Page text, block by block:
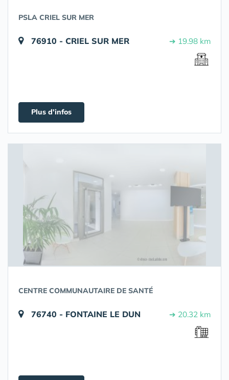
PSLA CRIEL SUR MER
76910 - CRIEL SUR MER ➔ 19.98 km
Plus d'infos
CENTRE COMMUNAUTAIRE DE SANTÉ
76740 - FONTAINE LE DUN ➔ 20.32 km